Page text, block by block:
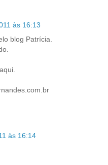
às 16:13
blog Patrícia.
às 16:14